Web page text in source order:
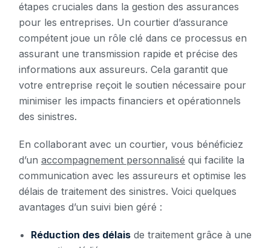
étapes cruciales dans la gestion des assurances
pour les entreprises. Un courtier d’assurance
compétent joue un rôle clé dans ce processus en
assurant une transmission rapide et précise des
informations aux assureurs. Cela garantit que
votre entreprise reçoit le soutien nécessaire pour
minimiser les impacts financiers et opérationnels
des sinistres.
En collaborant avec un courtier, vous bénéficiez
d’un accompagnement personnalisé qui facilite la
communication avec les assureurs et optimise les
délais de traitement des sinistres. Voici quelques
avantages d’un suivi bien géré :
Réduction des délais de traitement grâce à une